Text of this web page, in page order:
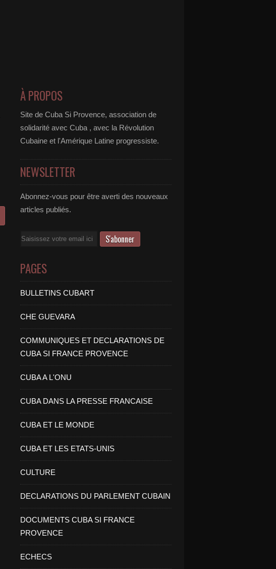
À PROPOS
Site de Cuba Si Provence, association de
solidarité avec Cuba , avec la Révolution
Cubaine et l'Amérique Latine progressiste.
NEWSLETTER
Abonnez-vous pour être averti des nouveaux
articles publiés.
Email
PAGES
BULLETINS CUBART
CHE GUEVARA
COMMUNIQUES ET DECLARATIONS DE
CUBA SI FRANCE PROVENCE
CUBA A L'ONU
CUBA DANS LA PRESSE FRANCAISE
CUBA ET LE MONDE
CUBA ET LES ETATS-UNIS
CULTURE
DECLARATIONS DU PARLEMENT CUBAIN
DOCUMENTS CUBA SI FRANCE
PROVENCE
ECHECS